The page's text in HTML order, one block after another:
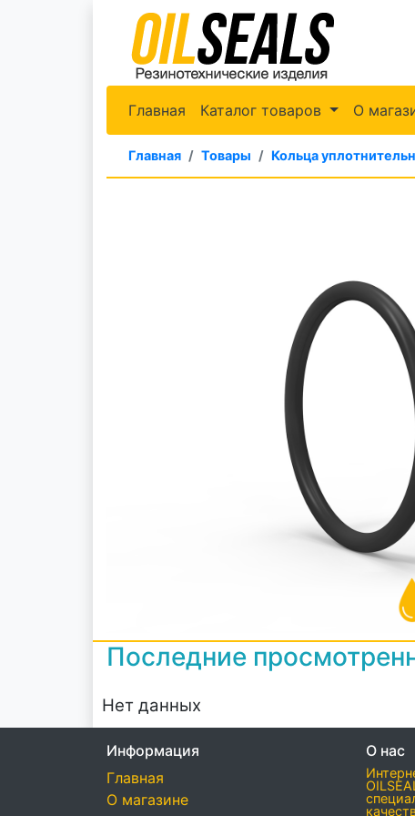
Главная Каталог товаров О
Главная Товары Кольца
Последние
Нет данных
Информация
Главная
О магазине
О нас